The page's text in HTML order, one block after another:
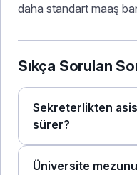
daha standart maaş
Sıkça Sorulan
Sekreterlikten
sürer?
Üniversite